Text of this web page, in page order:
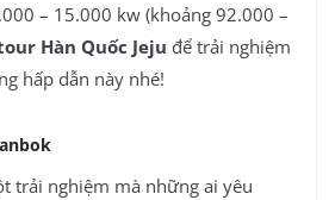
– 15.000 kw (khoảng 92.000 –
Hàn Quốc Jeju để trải nghiệm
hấp dẫn này nhé!
trải nghiệm mà những ai yêu